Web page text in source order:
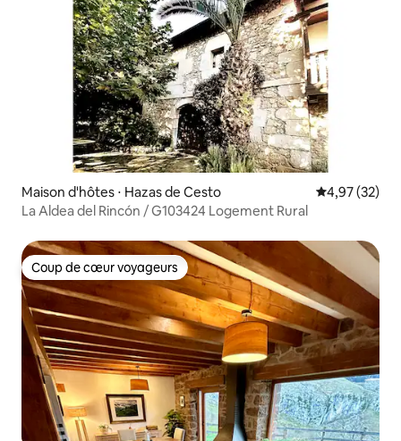
Maison d'hôtes ⋅ Hazas de Cesto Évaluation
4,97 (32)
La Aldea del Rincón / G103424 Logement Rural
Coup de cœur voyageurs
Coup de cœur voyageurs